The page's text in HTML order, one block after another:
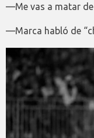
—Me vas a matar
—Marca habló de